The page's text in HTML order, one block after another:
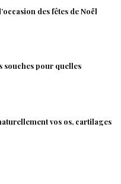
des fêtes de Noël
souches pour quelles
vos os, cartilages